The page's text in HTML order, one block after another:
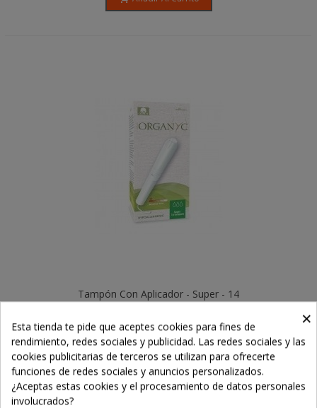
Tampón Con Aplicador - Super - 14
Añadir Al Carrito
×
Esta tienda te pide que aceptes cookies para fines de
rendimiento, redes sociales y publicidad. Las redes sociales y las
cookies publicitarias de terceros se utilizan para ofrecerte
funciones de redes sociales y anuncios personalizados.
¿Aceptas estas cookies y el procesamiento de datos personales
involucrados?